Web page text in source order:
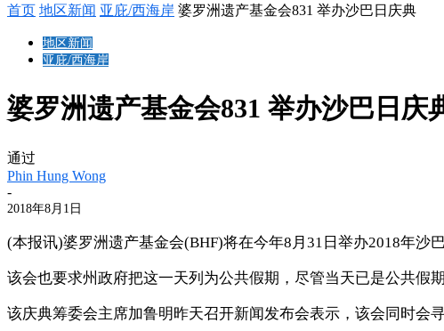
首页 地区新闻 亚庇/西海岸 婆罗洲遗产基金会831 举办沙巴日庆典
地区新闻
亚庇/西海岸
婆罗洲遗产基金会831 举办沙巴日庆
通过
Phin Hung Wong
-
2018年8月1日
(本报讯)婆罗洲遗产基金会(BHF)将在今年8月31日举办2018年沙
该会也要求州政府把这一天列为公共假期，尽管当天已是公共假
该庆典筹委会主席加鲁明昨天召开新闻发布会表示，该会同时会